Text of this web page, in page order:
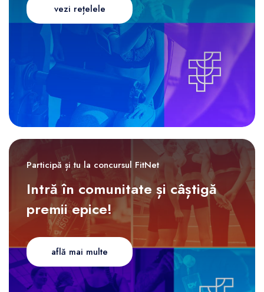
vezi rețelele
Participă și tu la concursul FitNet
Intră în comunitate și câștigă
premii epice!
află mai multe